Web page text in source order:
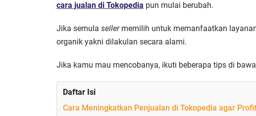
cara jualan di Tokopedia pun mulai berubah.
Jika semula sellermemilih untuk memanfaatkan
organik yakni dilakulan secara alami.
Jika kamu mau mencobanya, ikuti beberapa tips di
Daftar Isi
Cara Meningkatkan Penjualan di Tokopedia agar